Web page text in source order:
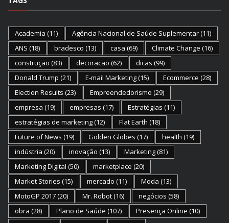
Academia (11) Agência Nacional de Saúde Suplementar(11)
ANS (18) bradesco (13) casa (69) Climate Change (16)
construção (83) decoracao (62) dicas (99)
Donald Trump (21) E-mail Marketing(15) Ecommerce (28)
Election Results (23) Empreendedorismo (29)
empresa (19) empresas (17) Estratégias (11)
estratégias de marketing(12) Flat Earth (18)
Future of News (19) Golden Globes (17) health (19)
indústria (20) inovação (13) Marketing(81)
Marketing Digital (50) marketplace (20)
Market Stories (15) mercado (11) Moda (13)
MotoGP 2017(20) Mr. Robot(16) negócios (58)
obra (28) Plano de Saúde (107) Presença Online (10)